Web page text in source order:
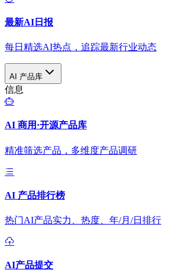
最新AI日报
每日精选AI热点，追踪最新行业动态
AI 产品库
信息
AI 商用·开源产品库
精准筛选产品，多维度产品调研
AI 产品排行榜
热门AI产品实力、热度、年/月/日排行
AI产品提交